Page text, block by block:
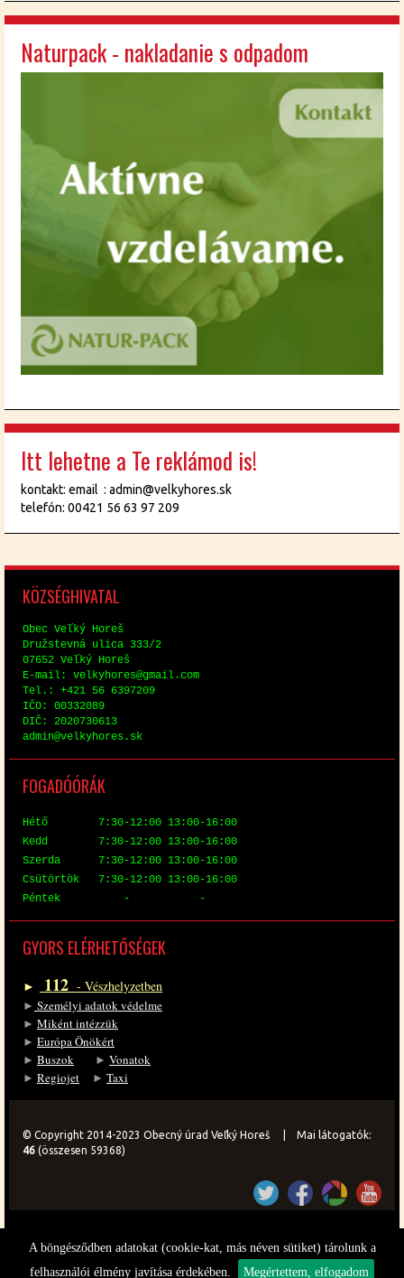
A böngésződben adatokat (cookie-kat, más néven sütiket) tárolunk a
felhasználói élmény javítása érdekében.
Megértettem, elfogadom
Naturpack - nakladanie s odpadom
Itt lehetne a Te reklámod is!
kontakt: email : admin@velkyhores.sk
telefón: 00421 56 63 97 209
KÖZ­SÉG­HI­VA­TAL
Obec Veľký Horeš
Družstev­ná uli­ca 333/2
07652 Veľký Horeš
E-mail: vel­ky­hores@​gmail.​com
Tel.: +421 56 6397209
IČO: 00332089
DIČ: 2020730613
ad­min@​vel​kyho​res.​sk
FO­GA­DÓ­ÓRÁK
Hé­tő 7:30-12:00 13:00-16:00
Kedd 7:30-12:00 13:00-16:00
Szer­da 7:30-12:00 13:00-16:00
Csü­tör­tök 7:30-12:00 13:00-16:00
Pén­tek - -
GYORS EL­ÉR­HE­TŐ­SÉ­GEK
► 112 - Vész­hely­zet­ben
► Sze­mé­lyi ada­tok vé­del­me
► Mi­ként in­téz­zük
► Eu­ró­pa Önö­kért
► Bu­szok ► Vo­na­tok
► Re­gi­o­jet ► Ta­xi
© Copyright 2014-2023 Obecný úrad Veľký Horeš | Mai látogatók:
46 (összesen 59368)